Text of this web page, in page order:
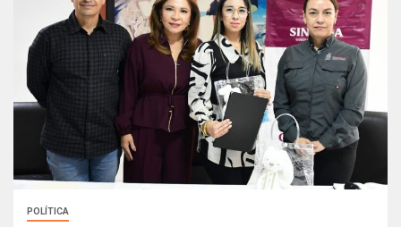
POLÍTICA